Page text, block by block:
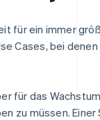
für ein immer
Cases, bei
für das
zu müssen.